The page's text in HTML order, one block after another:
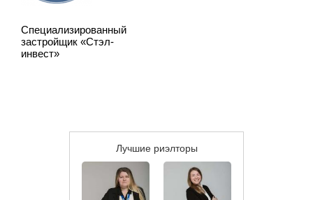
Специализированный
застройщик «Стэл-
инвест»
Лучшие риэлторы